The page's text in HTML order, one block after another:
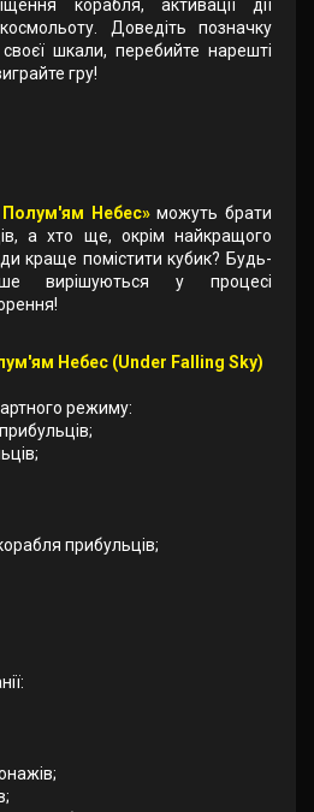
корабля, активації дії
Доведіть позначку
шкали, перебийте нарешті
гру!
Полум'ям Небес»можуть брати
а хто ще, окрім найкращого
краще помістити кубик? Будь-
вирішуються у процесі
Небес (Under Falling Sky)
режиму:
прибульців;